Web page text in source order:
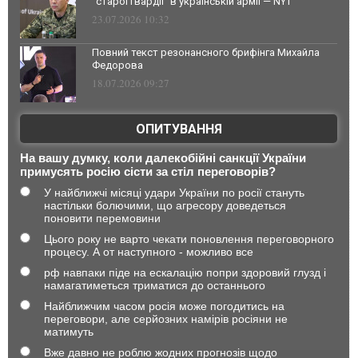
23.07.2026 10:32
Повний текст резонансного брифінга Михайла
Федорова
18.07.2026 09:27
ОПИТУВАННЯ
На вашу думку, коли далекобійні санкції України
примусять росію сісти за стіл переговорів?
У найближчі місяці удари України по росії стануть
настільки болючими, що агресору доведеться
поновити перемовини
Цього року не варто чекати поновлення переговорного
процесу. А от наступного - можливо все
рф навпаки піде на ескалацію попри здоровий глузд і
намагатиметься триматися до останнього
Найближчим часом росія може погодитись на
переговори, але серйозних намірів росіяни не
матимуть
Вже давно не роблю жодних прогнозів щодо